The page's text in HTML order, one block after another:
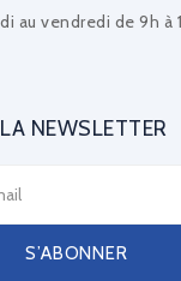
au vendredi de 9h à
NEWSLETTER